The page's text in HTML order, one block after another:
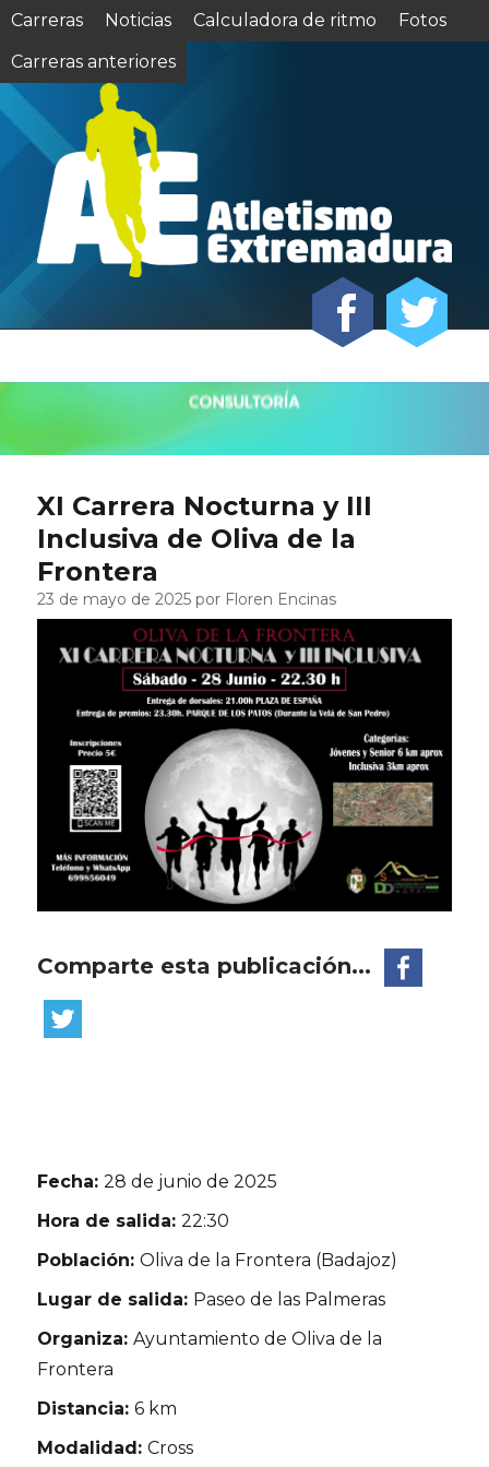
Carreras Noticias Calculadora de ritmo
Fotos
Carreras anteriores
XI Carrera Nocturna y III
Inclusiva de Oliva de la
Frontera
23 de mayo de 2025 por Floren Encinas
Comparte esta publicación...
Fecha:28 de junio de 2025
Hora de salida:22:30
Población:Oliva de la Frontera (Badajoz)
Lugar de salida: Paseo de las Palmeras
Organiza:Ayuntamiento de Oliva de la
Frontera
Distancia:6 km
Modalidad:Cross